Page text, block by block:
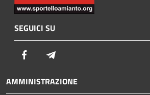
SEGUICI SU
Facebook
AMMINISTRAZIONE